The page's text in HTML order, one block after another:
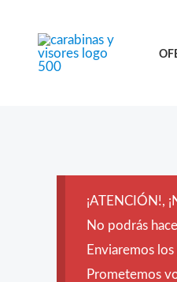
contenido
¡ATENCIÓN!,
No podrás
Enviaremos
Prometemos